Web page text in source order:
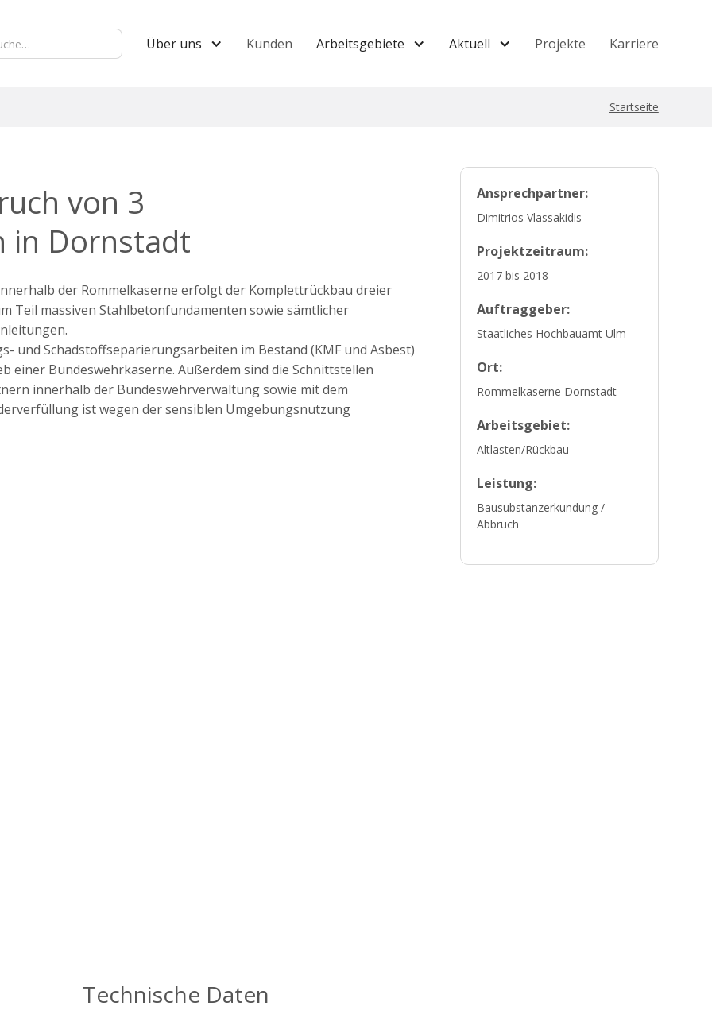
Über uns Kunden Arbeitsgebiete Aktuell Projekte Karriere
Startseite
von 3
in Dornstadt
der Rommelkaserne erfolgt der Komplettrückbau dreier
Teil massiven Stahlbetonfundamenten sowie sämtlicher
und Schadstoffseparierungsarbeiten im Bestand (KMF und Asbest)
einer Bundeswehrkaserne. Außerdem sind die Schnittstellen
innerhalb der Bundeswehrverwaltung sowie mit dem
ist wegen der sensiblen Umgebungsnutzung
Technische Daten
Ansprechpartner:
Dimitrios Vlassakidis
Projektzeitraum:
2017 bis 2018
Auftraggeber:
Staatliches Hochbauamt Ulm
Ort:
Rommelkaserne Dornstadt
Arbeitsgebiet:
Altlasten/Rückbau
Leistung:
Bausubstanzerkundung /
Abbruch